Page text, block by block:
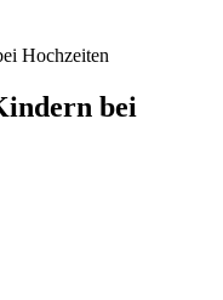
Hochzeiten
bei